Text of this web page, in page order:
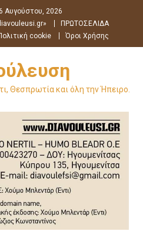
Αυγούστου, 2026
ΠΡΩΤΟΣΕΛΙΔΑ
cookie Όροι Χρήσης
Θεσπρωτία και όλη την Ήπειρο.